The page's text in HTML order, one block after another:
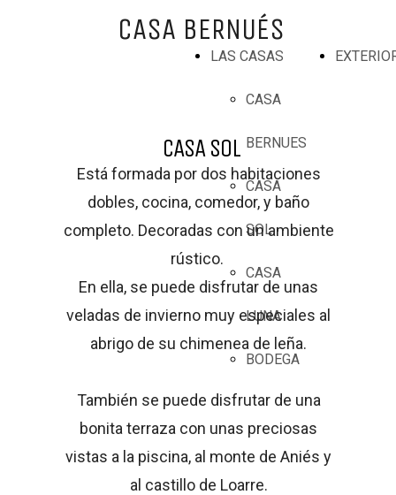
CASA BERNUÉS
LAS CASAS
CASA
BERNUES
CASA
SOL
CASA
LUNA
BODEGA
CASA SOL
Está formada por dos habitaciones
dobles, cocina, comedor, y baño
completo. Decoradas con un ambiente
rústico.
En ella, se puede disfrutar de unas
veladas de invierno muy especiales al
abrigo de su chimenea de leña.
También se puede disfrutar de una
bonita terraza con unas preciosas
vistas a la piscina, al monte de Aniés y
al castillo de Loarre.